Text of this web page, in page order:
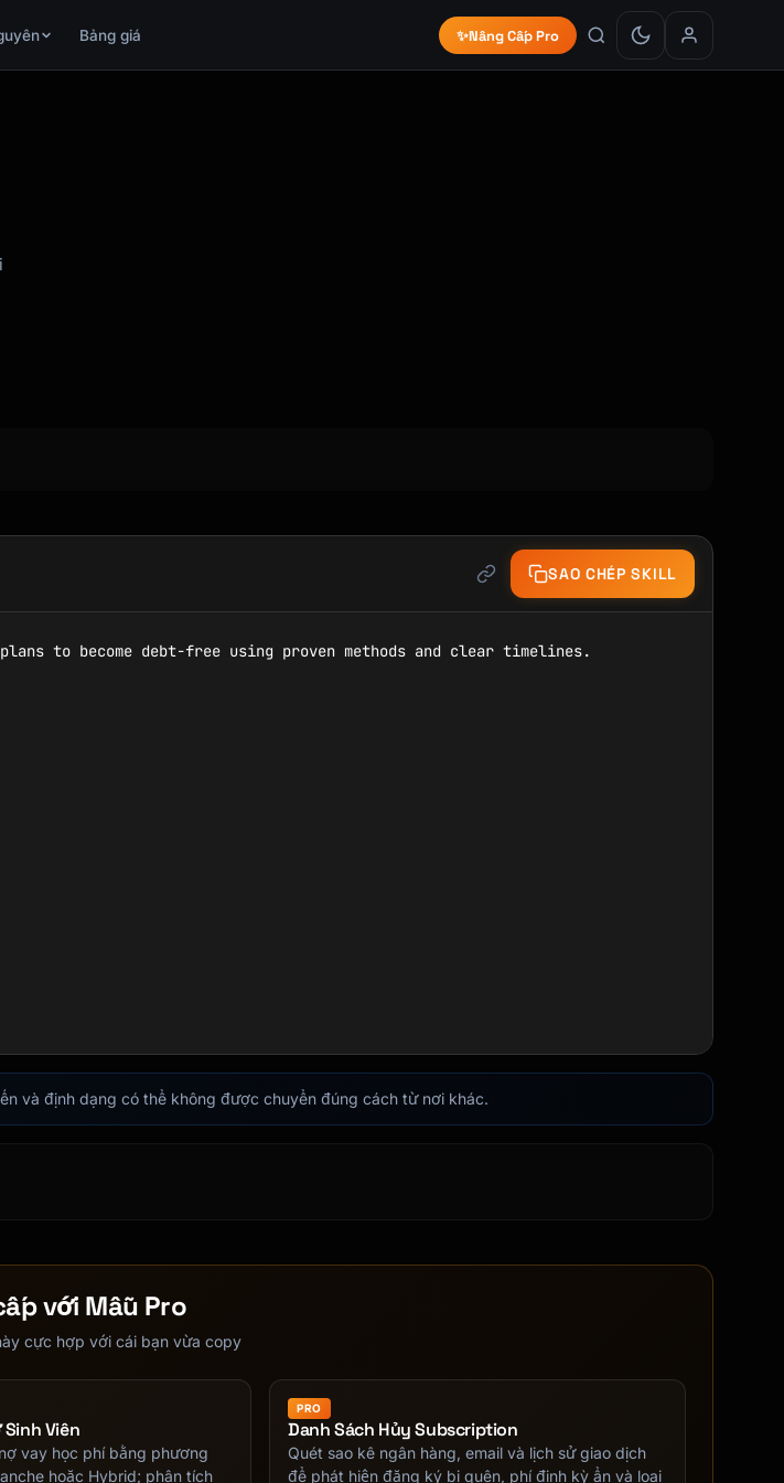
Bảng giá ✨Nâng Cấp Pro
SAO CHÉP SKILL
to become debt-free using proven methods and clear timelines.
và định dạng có thể không được chuyển đúng cách từ nơi khác.
với Mẫu Pro
cực hợp với cái bạn vừa copy
Viên
vay học phí bằng phương
hoặc Hybrid; phân tích
PRO
Danh Sách Hủy Subscription
Quét sao kê ngân hàng, email và lịch sử giao dịch
để phát hiện đăng ký bị quên, phí định kỳ ẩn và loại